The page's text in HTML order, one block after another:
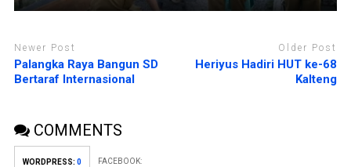
Newer Post
Palangka Raya Bangun SD
Bertaraf Internasional
Older Post
Heriyus Hadiri HUT ke-68
Kalteng
COMMENTS
WORDPRESS: 0 FACEBOOK: